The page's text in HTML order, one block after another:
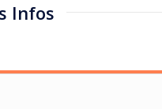
Infos